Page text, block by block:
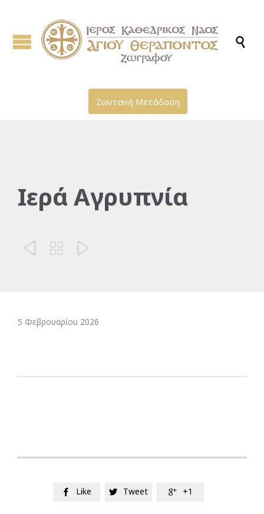

Ζωντανή Μετάδοση
Ιερά Αγρυπνία
  
5 Φεβρουαρίου 2026
 Like  Tweet  +1